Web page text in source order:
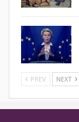
PREV NEXT